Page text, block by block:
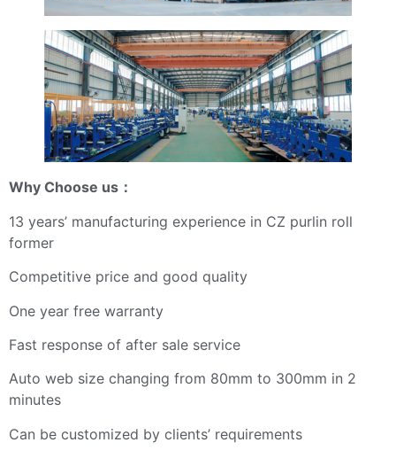
Why Choose us ：
13 years’ manufacturing experience in CZ purlin roll
former
Competitive price and good quality
One year free warranty
Fast response of after sale service
Auto web size changing from 80mm to 300mm in 2
minutes
Can be customized by clients’ requirements